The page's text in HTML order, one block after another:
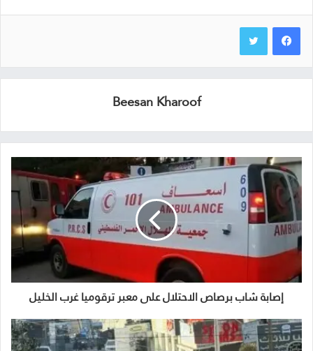
Beesan Kharoof
إصابة شاب برصاص الاحتلال على معبر ترقوميا غرب الخليل